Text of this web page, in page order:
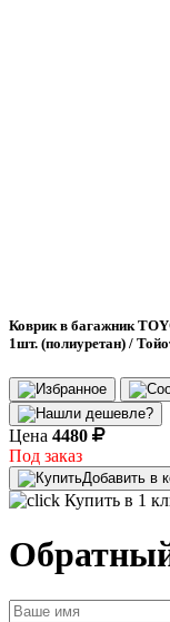
Коврик в багажник
1шт. (полиуретан) /
Цена 4480
Под заказ
Купить в 1